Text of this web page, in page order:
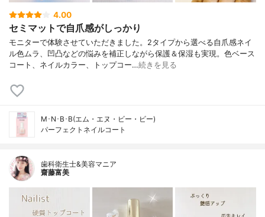
4.00
セミマットで自爪感がしっかり
モニターで体験させていただきました。2タイプから選べる自爪感ネイ
ル色ムラ、凹凸などの悩みを補正しながら保護＆保湿も実現。色ベース
コート、ネイルカラー、トップコー…続きを見る
M･N･B･B(エム・エヌ・ビー・ビー)
パーフェクトネイルコート
歯科衛生士&美容マニア
齋藤富美